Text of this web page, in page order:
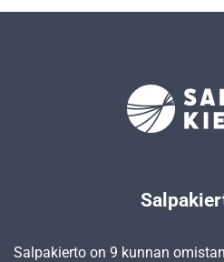
Salpakierto on 9 kunnan